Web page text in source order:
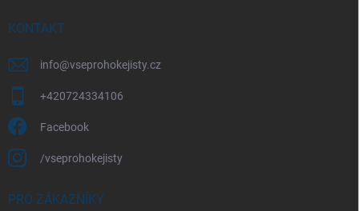
KONTAKT
info@vseprohokejisty.cz
+420724334106
Facebook
/vseprohokejisty
PRO ZÁKAZNÍKY